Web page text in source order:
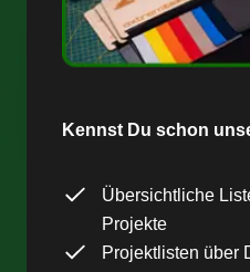
Kennst Du schon
Übersichtliche
Projekte
Projektlisten über